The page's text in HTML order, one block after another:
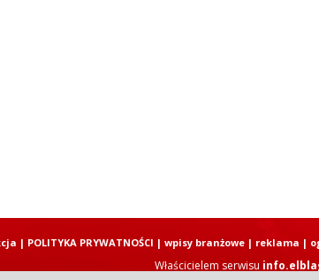
Właścicielem serwisu
| POLITYKA PRYWATNOŚCI | wpisy branżowe| reklama |